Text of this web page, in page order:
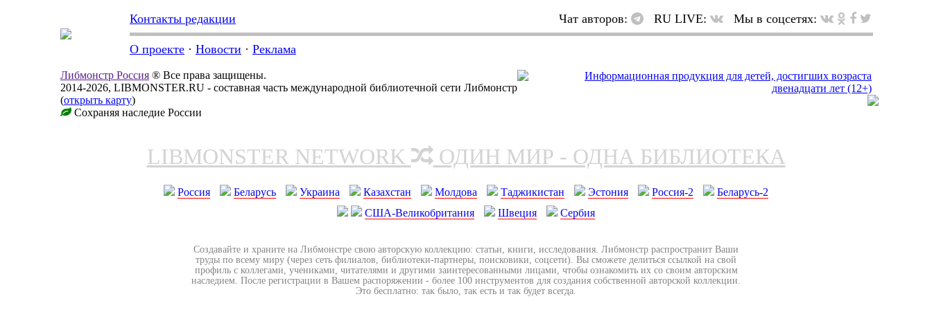
Контакты редакции Чат авторов: RU LIVE: Мы в соцсетях:
О проекте · Новости · Реклама
Либмонстр Россия ® Все права защищены.
2014-2026, LIBMONSTER.RU - составная часть международной библиотечной сети Либмонстр
(открыть карту)
Сохраняя наследие России
LIBMONSTER NETWORK ОДИН МИР - ОДНА БИБЛИОТЕКА
Россия Беларусь Украина Казахстан Молдова Таджикистан Эстония Россия-2
Беларусь-2
США-Великобритания
Швеция Сербия
Создавайте и храните на Либмонстре свою авторскую коллекцию: статьи, книги, исследования. Либмонстр распространит Ваши
труды по всему миру (через сеть филиалов, библиотеки-партнеры, поисковики, соцсети). Вы сможете делиться ссылкой на свой
профиль с коллегами, учениками, читателями и другими заинтересованными лицами, чтобы ознакомить их со своим авторским
наследием. После регистрации в Вашем распоряжении - более 100 инструментов для создания собственной авторской коллекции.
Это бесплатно: так было, так есть и так будет всегда.